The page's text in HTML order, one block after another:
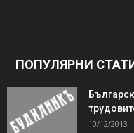
ПОПУЛЯРНИ
10/12/2013